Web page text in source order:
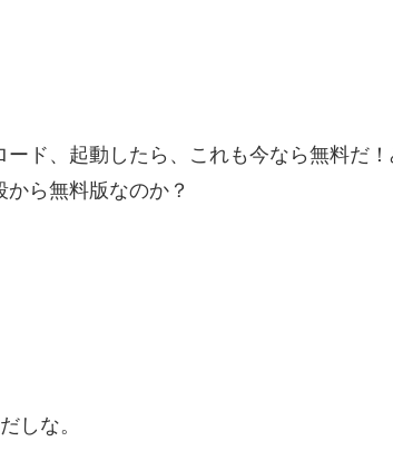
ド、起動したら、これも今なら無料だ
ら無料版なのか？
しな。